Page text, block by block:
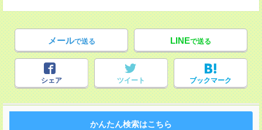
メールで送る LINEで送る
シェア ツイート ブックマーク
かんたん検索はこちら